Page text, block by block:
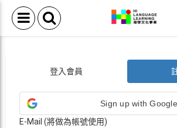
登入會員
Sign up with Google
E-Mail (將做為帳號使用)